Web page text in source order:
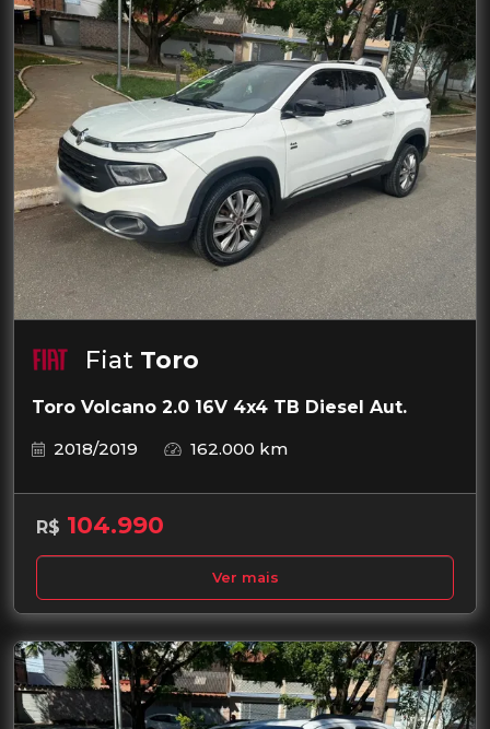
Fiat Toro
Toro Volcano 2.0 16V 4x4 TB Diesel Aut.
2018/2019
162.000 km
R$ 104.990
Ver mais